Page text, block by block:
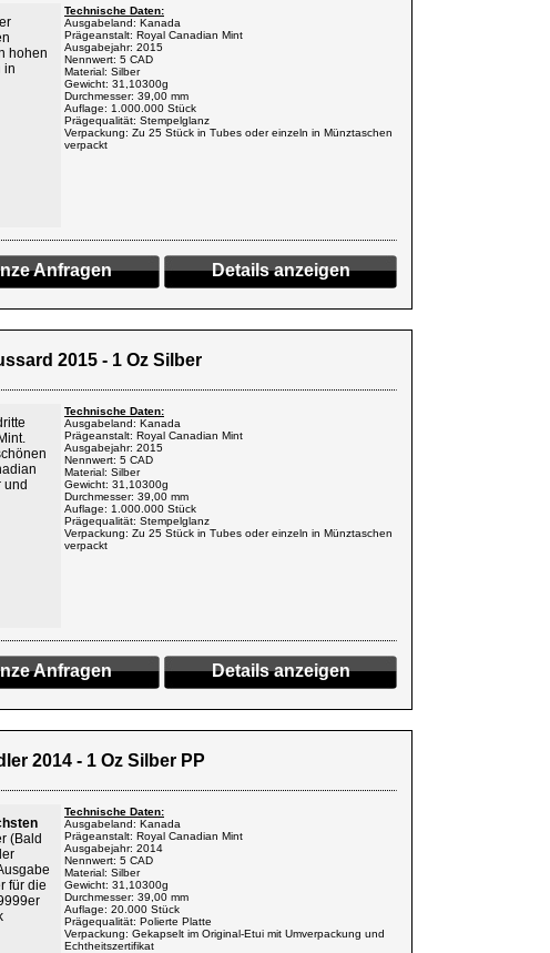
hohen
in
Technische Daten:
Ausgabeland: Kanada
Prägeanstalt: Royal Canadian Mint
Ausgabejahr: 2015
Nennwert: 5 CAD
Material: Silber
Gewicht: 31,10300g
Durchmesser: 39,00 mm
Auflage: 1.000.000 Stück
Prägequalität: Stempelglanz
Verpackung: Zu 25 Stück in Tubes oder einzeln in Münztaschen
verpackt
Details anzeigen
Anfragen
2015 - 1 Oz Silber
und
Technische Daten:
Ausgabeland: Kanada
Prägeanstalt: Royal Canadian Mint
Ausgabejahr: 2015
Nennwert: 5 CAD
Material: Silber
Gewicht: 31,10300g
Durchmesser: 39,00 mm
Auflage: 1.000.000 Stück
Prägequalität: Stempelglanz
Verpackung: Zu 25 Stück in Tubes oder einzeln in Münztaschen
verpackt
Details anzeigen
Anfragen
2014 - 1 Oz Silber PP
(Bald
für die
Technische Daten:
Ausgabeland: Kanada
Prägeanstalt: Royal Canadian Mint
Ausgabejahr: 2014
Nennwert: 5 CAD
Material: Silber
Gewicht: 31,10300g
Durchmesser: 39,00 mm
Auflage: 20.000 Stück
Prägequalität: Polierte Platte
Verpackung: Gekapselt im Original-Etui mit Umverpackung und
Echtheitszertifikat